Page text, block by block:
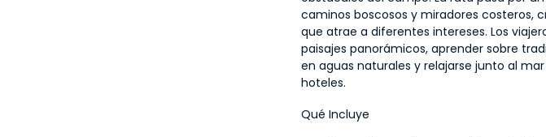
caminos boscosos y miradores costeros,
que atrae a diferentes intereses. Los
paisajes panorámicos, aprender sobre
en aguas naturales y relajarse junto al
hoteles.
Qué Incluye